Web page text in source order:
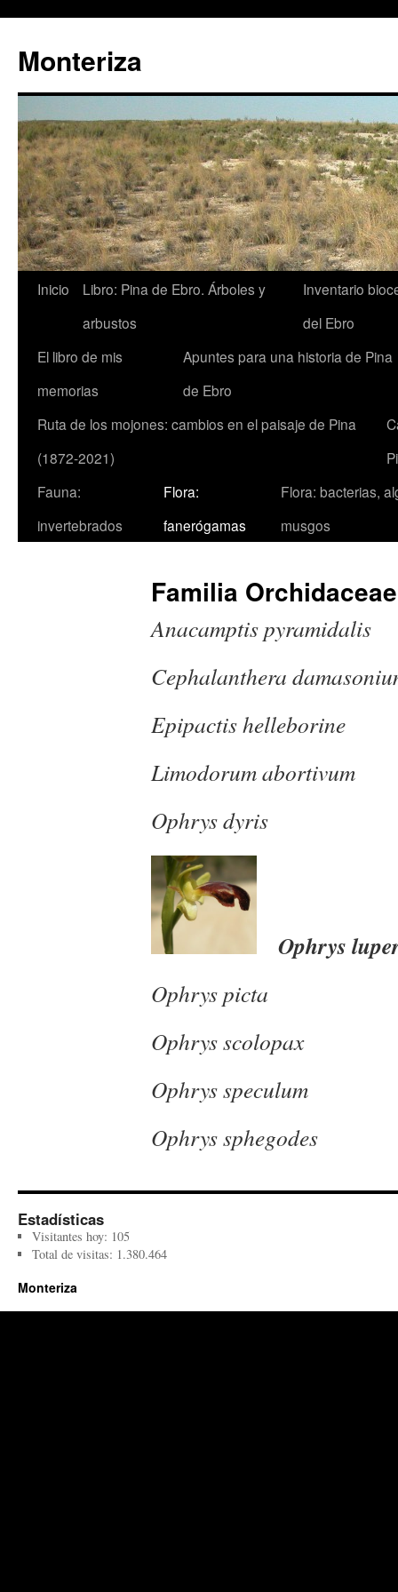
Monteriza
Saltar
contenido
Inicio
Libro: Pina de Ebro. Árboles y
arbustos
Inventario
del Ebro
El libro de mis
memorias
Apuntes para una historia de Pina
de Ebro
Ruta de los mojones: cambios en el paisaje de Pina
(1872-2021)
Fauna:
invertebrados
Flora:
fanerógamas
Flora: bacterias,
musgos
Familia Orchidaceae
Anacamptis
Cephalanthera
Epipactis
Limodorum
Ophrys dyris
Ophrys
Ophrys picta
Ophrys
Ophrys speculum
Ophrys sphegodes
Estadísticas
Visitantes hoy: 105
Total de visitas: 1.380.464
Monteriza